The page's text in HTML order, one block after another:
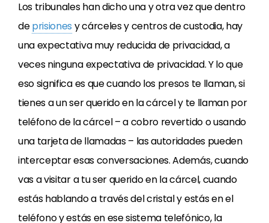
Los tribunales han dicho una y otra vez que dentro
deprisiones y cárceles y centros de custodia, hay
una expectativa muy reducida de privacidad, a
veces ninguna expectativa de privacidad. Y lo que
eso significa es que cuando los presos te llaman, si
tienes a un ser querido en la cárcel y te llaman por
teléfono de la cárcel – a cobro revertido o usando
una tarjeta de llamadas – las autoridades pueden
interceptar esas conversaciones. Además, cuando
vas a visitar a tu ser querido en la cárcel, cuando
estás hablando a través del cristal y estás en el
teléfono y estás en ese sistema telefónico, la